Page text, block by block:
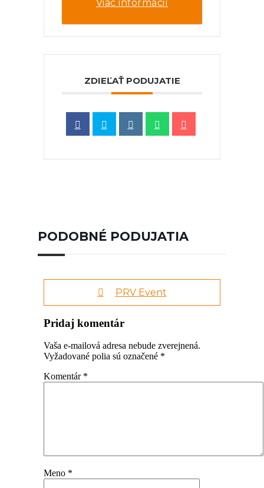
Viac informácií
ZDIEĽAŤ PODUJATIE
PODOBNÉ PODUJATIA
PRV Event
Pridaj komentár
Vaša e-mailová adresa nebude zverejnená.
Vyžadované polia sú označené *
Komentár *
Meno *